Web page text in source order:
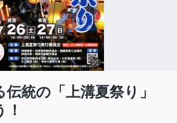
統の「上溝夏祭り」